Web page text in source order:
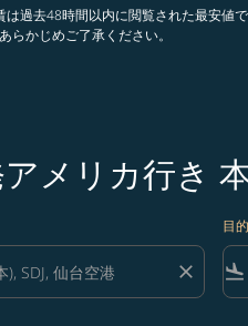
過去48時間以内に閲覧された最安値
らかじめご了承ください。
メリカ行き
close
目
flight_land